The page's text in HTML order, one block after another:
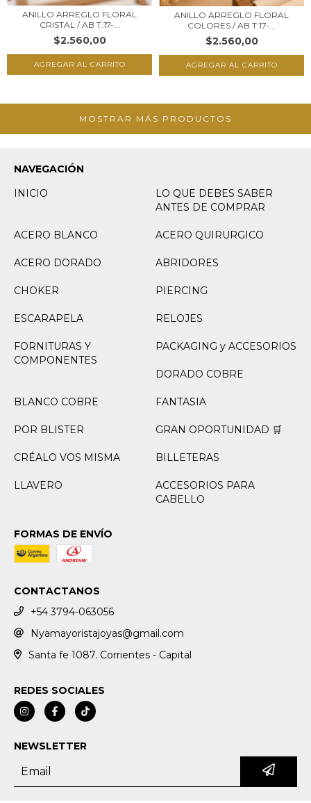
ANILLO ARREGLO FLORAL
CRISTAL / AB T:17-...
$2.560,00
ANILLO ARREGLO FLORAL
COLORES / AB T:17-...
$2.560,00
MOSTRAR MÁS PRODUCTOS
NAVEGACIÓN
INICIO
LO QUE DEBES SABER
ANTES DE COMPRAR
ACERO BLANCO ACERO QUIRURGICO
ACERO DORADO ABRIDORES
CHOKER PIERCING
ESCARAPELA RELOJES
FORNITURAS Y
COMPONENTES
PACKAGING y ACCESORIOS
DORADO COBRE
BLANCO COBRE FANTASIA
POR BLISTER GRAN OPORTUNIDAD 🛒
CRÉALO VOS MISMA BILLETERAS
LLAVERO
ACCESORIOS PARA
CABELLO
FORMAS DE ENVÍO
CONTACTANOS
+54 3794-063056
Nyamayoristajoyas@gmail.com
Santa fe 1087. Corrientes - Capital
REDES SOCIALES
NEWSLETTER